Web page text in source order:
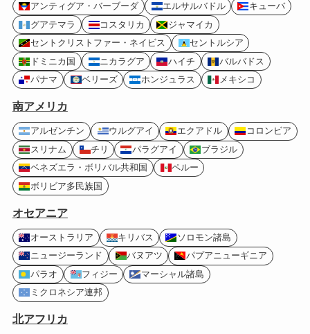
アンティグア・バーブーダ エルサルバドル
キューバ
グアテマラ
コスタリカ
ジャマイカ
セントクリストファー・ネイビス
セントルシア
ドミニカ国
ニカラグア ハイチ
バルバドス
パナマ
ベリーズ ホンジュラス メキシコ
南アメリカ
アルゼンチン ウルグアイ エクアドル
コロンビア
スリナム
チリ パラグアイ
ブラジル
ベネズエラ・ボリバル共和国
ペルー
ボリビア多民族国
オセアニア
オーストラリア キリバス
ソロモン諸島
ニュージーランド
バヌアツ
パプアニューギニア
パラオ
フィジー
マーシャル諸島
ミクロネシア連邦
北アフリカ